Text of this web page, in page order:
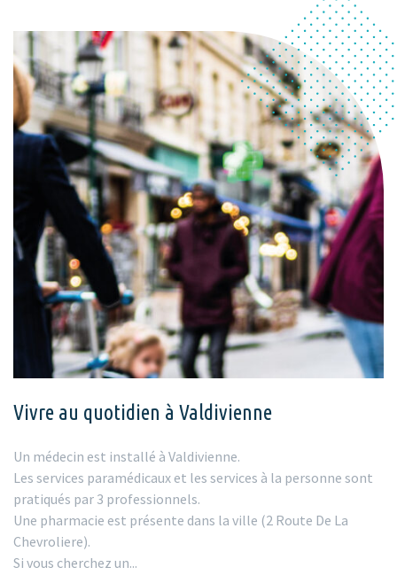
Vivre au quotidien à Valdivienne
Un médecin est installé à Valdivienne.
Les services paramédicaux et les services à la personne sont
pratiqués par 3 professionnels.
Une pharmacie est présente dans la ville (2 Route De La
Chevroliere).
Si vous cherchez un...